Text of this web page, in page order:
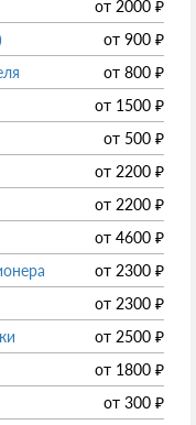
от 2000 ₽
от 900 ₽
от 800 ₽
от 1500 ₽
от 500 ₽
от 2200 ₽
от 2200 ₽
от 4600 ₽
от 2300 ₽
от 2300 ₽
от 2500 ₽
от 1800 ₽
от 300 ₽